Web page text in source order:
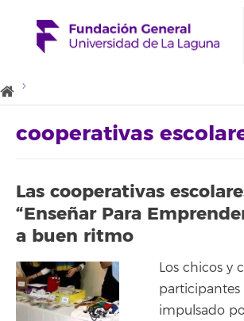
cooperativas
Las cooperativas
“Enseñar Para
a buen ritmo
Los chicos y
impulsado